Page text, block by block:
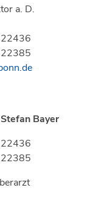
a. D.
Bayer